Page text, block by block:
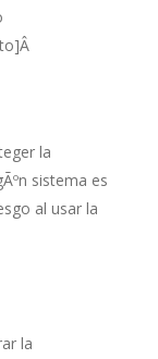
la
sistema es
al usar la
la